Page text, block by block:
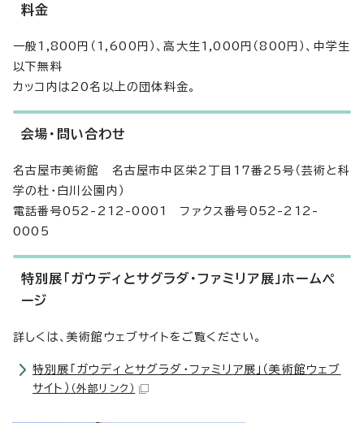
料金
一般1,800円（1,600円）、高大生1,000円（800円）、中学生
以下無料
カッコ内は20名以上の団体料金。
会場・問い合わせ
名古屋市美術館 名古屋市中区栄2丁目17番25号（芸術と科
学の杜・白川公園内）
電話番号052-212-0001 ファクス番号052-212-
0005
特別展「ガウディとサグラダ・ファミリア展」ホームペ
ージ
詳しくは、美術館ウェブサイトをご覧ください。
特別展「ガウディとサグラダ・ファミリア展」（美術館ウェブ
サイト） （外部リンク）